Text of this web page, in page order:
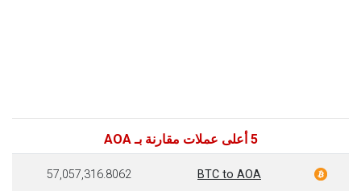
5 أعلى عملات مقارنة بـ AOA
BTC to AOA
57,057,316.8062